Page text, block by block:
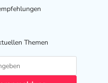
Themen